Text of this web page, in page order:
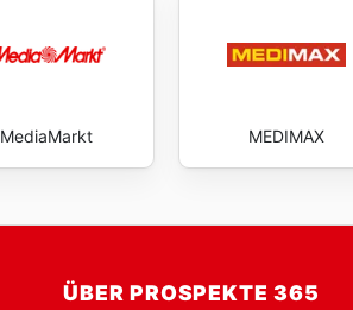
MediaMarkt MEDIMAX
ÜBER PROSPEKTE 365